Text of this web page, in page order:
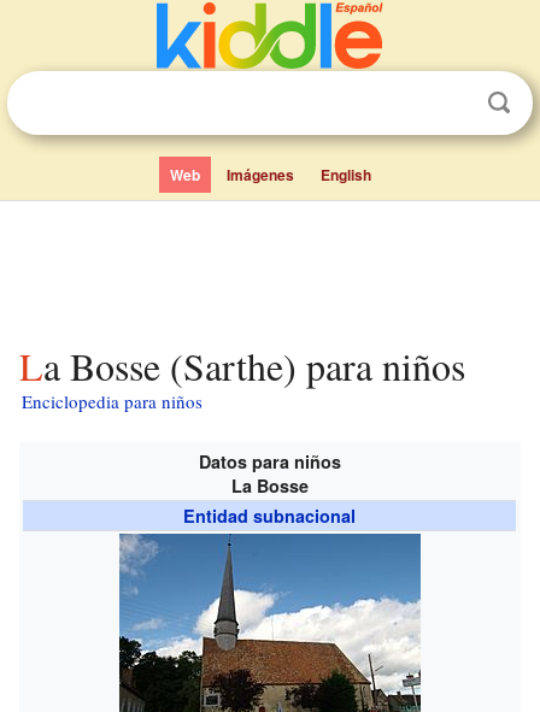
Web Imágenes English
La Bosse (Sarthe) para niños
Enciclopedia para niños
Datos para niños
La Bosse
Entidad subnacional